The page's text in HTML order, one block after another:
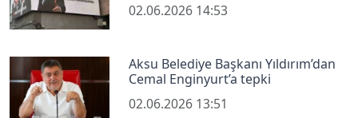
02.06.2026 14:53
Aksu Belediye Başkanı Yıldırım’dan
Cemal Enginyurt’a tepki
02.06.2026 13:51